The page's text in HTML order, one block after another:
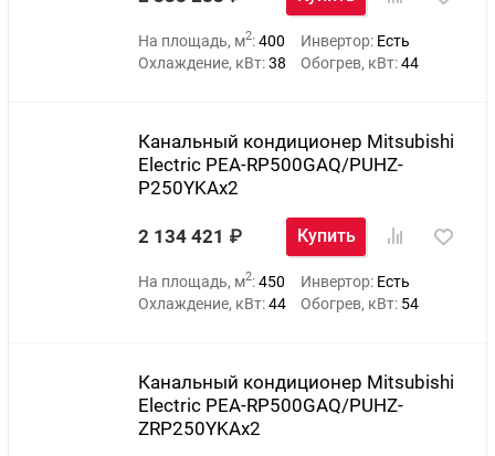
На площадь, м2:400 Инвертор: Есть
Охлаждение, кВт:38 Обогрев, кВт:44
Канальный кондиционер Mitsubishi
Electric PEA-RP500GAQ/PUHZ-
P250YKAх2
2 134 421 Купить
На площадь, м2:450 Инвертор: Есть
Охлаждение, кВт:44 Обогрев, кВт: 54
Канальный кондиционер Mitsubishi
Electric PEA-RP500GAQ/PUHZ-
ZRP250YKAх2